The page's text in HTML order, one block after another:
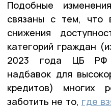
Подобные
связаны с тем, что
снижения
категорий граждан
2023 года ЦБ РФ
надбавок для
кредитов) многих
заботить не то, где